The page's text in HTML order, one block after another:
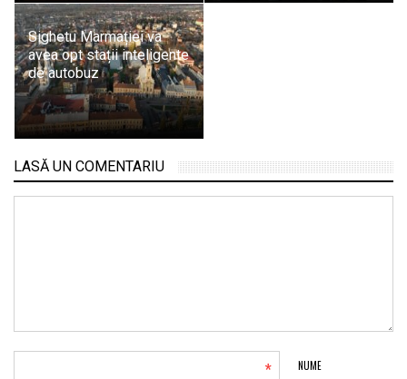
Sighetu Marmației va
avea opt stații inteligente
de autobuz
LASĂ UN COMENTARIU
NUME
*